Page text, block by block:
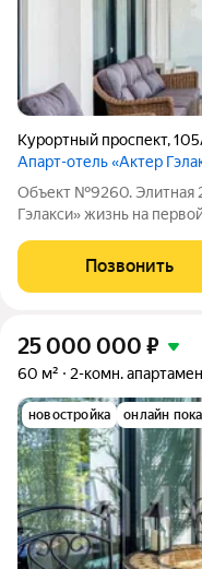
Курортный проспект,
Апарт-отель «Актер
Объект №9260. Элитная
Гэлакси» жизнь на первой береговой линии!Премиальное
преимущество
виды на морскую
Позвонить
25 000 000 ₽
60 м² 2-комн.
новостройка онлайн